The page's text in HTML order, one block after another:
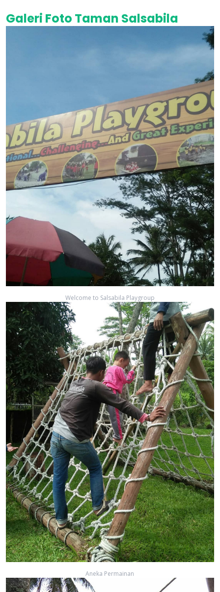
Galeri Foto Taman Salsabila
Welcome to Salsabila Playgroup
Aneka Permainan